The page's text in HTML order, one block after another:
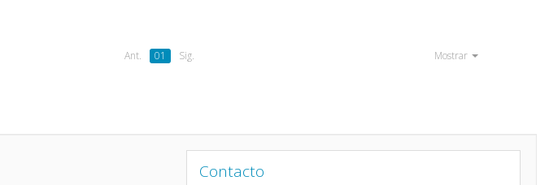
Ant. 01 Sig. Mostrar
Contacto